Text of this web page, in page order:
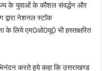
के युवाओं के कौशल संवर्द्धन और
द्वारा नेशनल स्टॉक
लिये एम0ओ0यू0 भी हस्ताक्षरित
करते हुये कहा कि उत्तराखण्ड